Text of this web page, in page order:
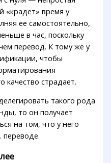
«крадет» время у
ее самостоятельно,
в час, поскольку
перевод. К тому же у
чтобы
качество страдает.
такого рода
то он получает
на том, что у него
переводе.